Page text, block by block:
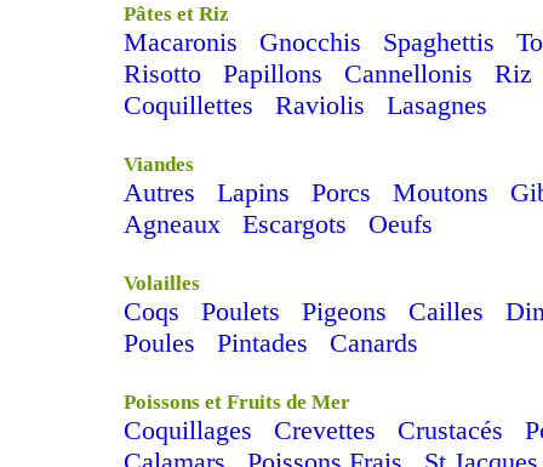
Pâtes et Riz
Macaronis Gnocchis Spaghettis
Risotto
Papillons Cannellonis
Riz
Coquillettes
Raviolis Lasagnes
Viandes
Autres Lapins Porcs Moutons
Agneaux
Escargots Oeufs
Volailles
Coqs Poulets Pigeons Cailles
Poules
Pintades Canards
Poissons et Fruits de Mer
Coquillages Crevettes Crustacés